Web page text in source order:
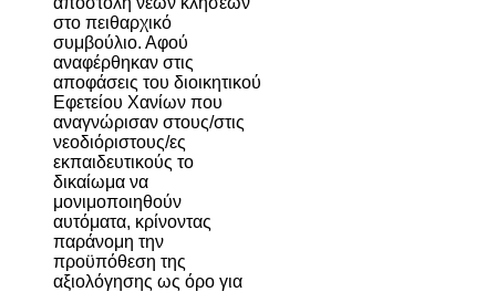
στο πειθαρχικό
συμβούλιο. Αφού
αναφέρθηκαν στις
αποφάσεις του διοικητικού
Εφετείου Χανίων που
αναγνώρισαν στους/στις
νεοδιόριστους/ες
εκπαιδευτικούς το
δικαίωμα να
μονιμοποιηθούν
αυτόματα, κρίνοντας
παράνομη την
προϋπόθεση της
αξιολόγησης ως όρο για